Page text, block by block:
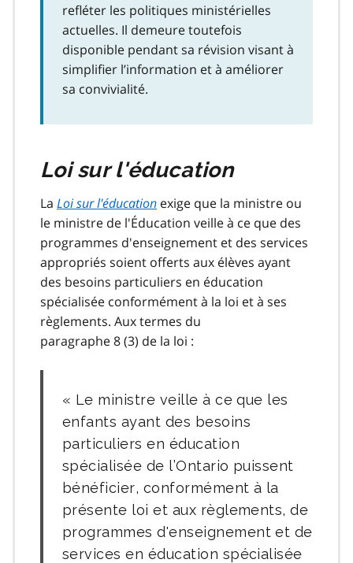
refléter les politiques ministérielles
actuelles. Il demeure toutefois
disponible pendant sa révision visant à
simplifier l’information et à améliorer
sa convivialité.
Loi sur l'éducation
La Loi sur l'éducation exige que la ministre ou
le ministre de l'Éducation veille à ce que des
programmes d'enseignement et des services
appropriés soient offerts aux élèves ayant
des besoins particuliers en éducation
spécialisée conformément à la loi et à ses
règlements. Aux termes du
paragraphe 8 (3) de la loi :
Le ministre veille à ce que les
enfants ayant des besoins
particuliers en éducation
spécialisée de l’Ontario puissent
bénéficier, conformément à la
présente loi et aux règlements, de
programmes d'enseignement et de
services en éducation spécialisée